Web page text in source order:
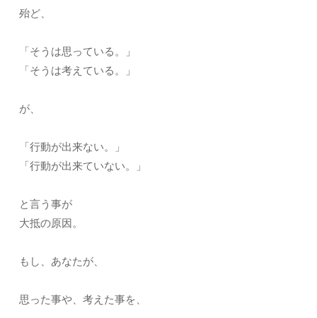
殆ど、
「そうは思っている。」
「そうは考えている。」
が、
「行動が出来ない。」
「行動が出来ていない。」
と言う事が
大抵の原因。
もし、あなたが、
思った事や、考えた事を、